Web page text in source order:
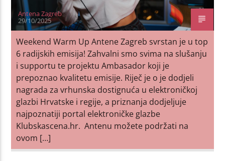
Antena Zagreb
29/10/2025
Weekend Warm Up Antene Zagreb svrstan je u top
6 radijskih emisija! Zahvalni smo svima na slušanju
i supportu te projektu Ambasador koji je
prepoznao kvalitetu emisije. Riječ je o je dodjeli
nagrada za vrhunska dostignuća u elektroničkoj
glazbi Hrvatske i regije, a priznanja dodjeljuje
najpoznatiji portal elektroničke glazbe
Klubskascena.hr. Antenu možete podržati na
ovom […]